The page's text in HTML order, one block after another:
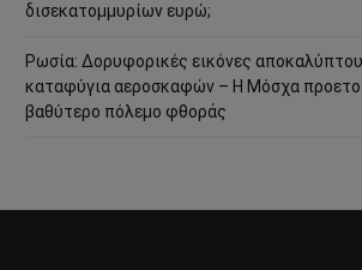
δισεκατομμυρίων ευρώ;
Ρωσία: Δορυφορικές εικόνες
καταφύγια αεροσκαφών – Η Μόσχα
βαθύτερο πόλεμο φθοράς